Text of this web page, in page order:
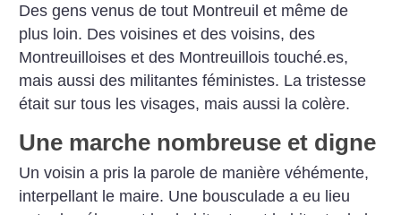
Des gens venus de tout Montreuil et même de
plus loin. Des voisines et des voisins, des
Montreuilloises et des Montreuillois touché.es,
mais aussi des militantes féministes. La tristesse
était sur tous les visages, mais aussi la colère.
Une marche nombreuse et digne
Un voisin a pris la parole de manière véhémente,
interpellant le maire. Une bousculade a eu lieu